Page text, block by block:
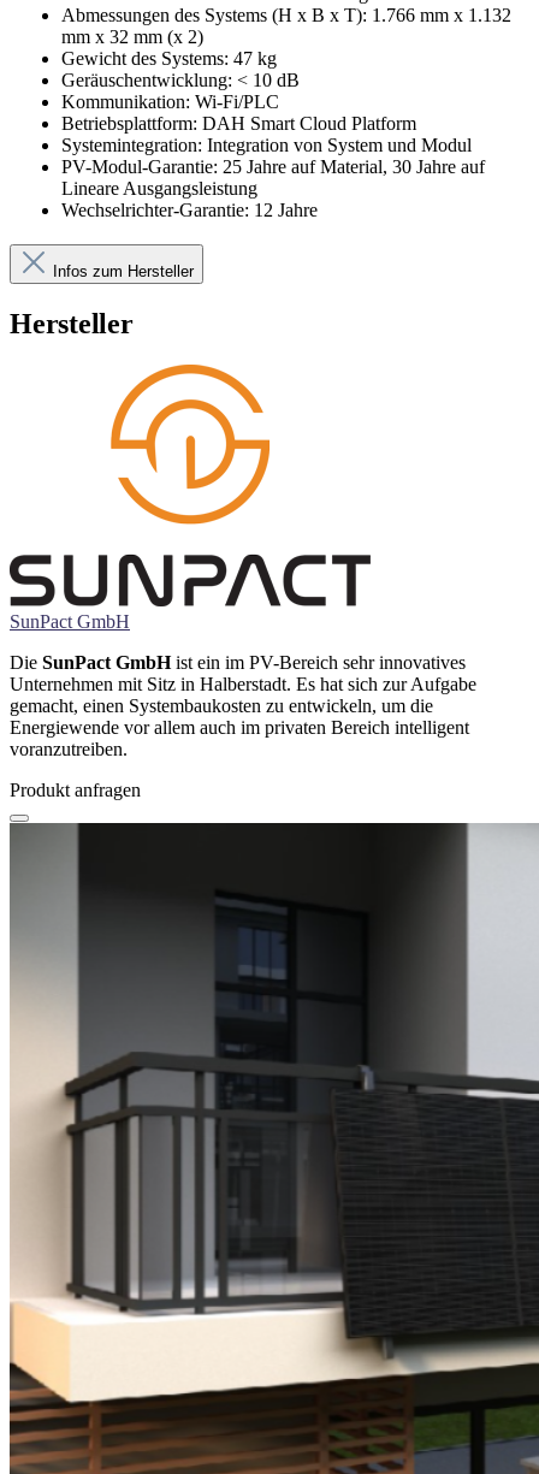
Abmessungen des Systems (H x B x T): 1.766 mm x 1.132
mm x 32 mm (x 2)
Gewicht des Systems: 47 kg
Geräuschentwicklung: < 10 dB
Kommunikation: Wi-Fi/PLC
Betriebsplattform: DAH Smart Cloud Platform
Systemintegration: Integration von System und Modul
PV-Modul-Garantie: 25 Jahre auf Material, 30 Jahre auf
Lineare Ausgangsleistung
Wechselrichter-Garantie: 12 Jahre
Infos zum Hersteller
Hersteller
SunPact GmbH
Die SunPact GmbHist ein im PV-Bereich sehr innovatives
Unternehmen mit Sitz in Halberstadt. Es hat sich zur Aufgabe
gemacht, einen Systembaukosten zu entwickeln, um die
Energiewende vor allem auch im privaten Bereich intelligent
voranzutreiben.
Produkt anfragen